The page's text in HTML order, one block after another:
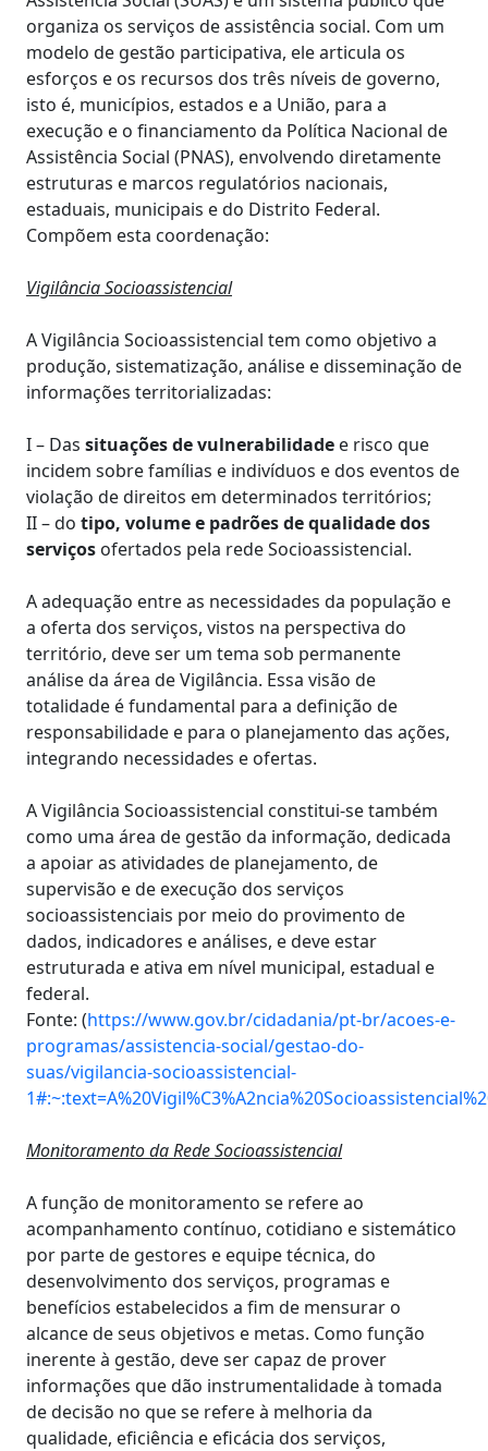
organiza os serviços de assistência social. Com um
modelo de gestão participativa, ele articula os
esforços e os recursos dos três níveis de governo,
isto é, municípios, estados e a União, para a
execução e o financiamento da Política Nacional de
Assistência Social (PNAS), envolvendo diretamente
estruturas e marcos regulatórios nacionais,
estaduais, municipais e do Distrito Federal.
Compõem esta coordenação:
Vigilância Socioassistencial
A Vigilância Socioassistencial tem como objetivo a
produção, sistematização, análise e disseminação de
informações territorializadas:
I – Das situações de vulnerabilidade e risco que
incidem sobre famílias e indivíduos e dos eventos de
violação de direitos em determinados territórios;
II – do tipo, volume e padrões de qualidade dos
serviços ofertados pela rede Socioassistencial.
A adequação entre as necessidades da população e
a oferta dos serviços, vistos na perspectiva do
território, deve ser um tema sob permanente
análise da área de Vigilância. Essa visão de
totalidade é fundamental para a definição de
responsabilidade e para o planejamento das ações,
integrando necessidades e ofertas.
A Vigilância Socioassistencial constitui-se também
como uma área de gestão da informação, dedicada
a apoiar as atividades de planejamento, de
supervisão e de execução dos serviços
socioassistenciais por meio do provimento de
dados, indicadores e análises, e deve estar
estruturada e ativa em nível municipal, estadual e
federal.
Fonte: (https://www.gov.br/cidadania/pt-br/acoes-e-
programas/assistencia-social/gestao-do-
suas/vigilancia-socioassistencial-
Monitoramento da Rede Socioassistencial
A função de monitoramento se refere ao
acompanhamento contínuo, cotidiano e sistemático
por parte de gestores e equipe técnica, do
desenvolvimento dos serviços, programas e
benefícios estabelecidos a fim de mensurar o
alcance de seus objetivos e metas. Como função
inerente à gestão, deve ser capaz de prover
informações que dão instrumentalidade à tomada
de decisão no que se refere à melhoria da
qualidade, eficiência e eficácia dos serviços,